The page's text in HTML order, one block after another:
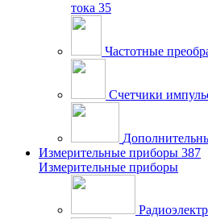
тока 35
Частотные
Счетчики
Измерительные приборы 387
Измерительные приборы